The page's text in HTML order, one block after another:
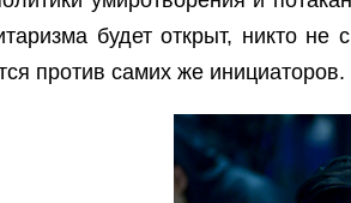
будет открыт, никто не
против самих же инициаторов.